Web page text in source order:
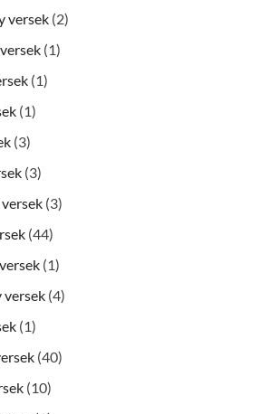
versek (2)
(1)
(1)
(1)
(3)
(3)
(3)
(44)
(1)
versek (4)
(1)
(40)
(10)